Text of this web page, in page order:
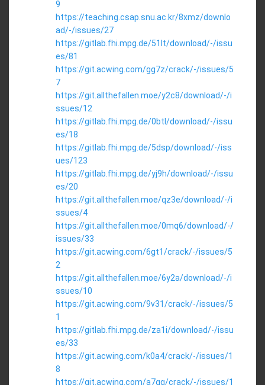
9
https://teaching.csap.snu.ac.kr/8xmz/downlo
ad/-/issues/27
https://gitlab.fhi.mpg.de/51lt/download/-/issu
es/81
https://git.acwing.com/gg7z/crack/-/issues/5
7
https://git.allthefallen.moe/y2c8/download/-/i
ssues/12
https://gitlab.fhi.mpg.de/0btl/download/-/issu
es/18
https://gitlab.fhi.mpg.de/5dsp/download/-/iss
ues/123
https://gitlab.fhi.mpg.de/yj9h/download/-/issu
es/20
https://git.allthefallen.moe/qz3e/download/-/i
ssues/4
https://git.allthefallen.moe/0mq6/download/-/
issues/33
https://git.acwing.com/6gt1/crack/-/issues/5
2
https://git.allthefallen.moe/6y2a/download/-/i
ssues/10
https://git.acwing.com/9v31/crack/-/issues/5
1
https://gitlab.fhi.mpg.de/za1i/download/-/issu
es/33
https://git.acwing.com/k0a4/crack/-/issues/1
8
https://git.acwing.com/a7qq/crack/-/issues/1